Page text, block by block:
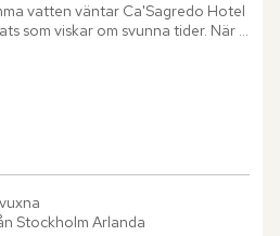
vatten väntar Ca'Sagredo Hotel
som viskar om svunna tider. När
praktfulla salonger märker du...
Stockholm Arlanda